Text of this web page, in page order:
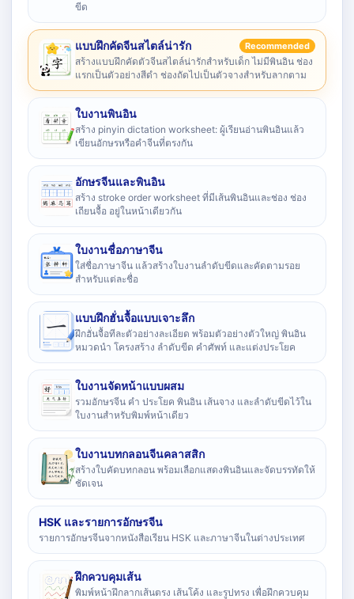
ขีด
แบบฝึกคัดจีนสไตล์น่ารัก Recommended
สร้างแบบฝึกคัดตัวจีนสไตล์น่ารักสำหรับเด็ก ไม่มีพินอิน ช่อง
แรกเป็นตัวอย่างสีดำ ช่องถัดไปเป็นตัวจางสำหรับลากตาม
ใบงานพินอิน
สร้าง pinyin dictation worksheet: ผู้เรียนอ่านพินอินแล้ว
เขียนอักษรหรือคำจีนที่ตรงกัน
อักษรจีนและพินอิน
สร้าง stroke order worksheet ที่มีเส้นพินอินและช่อง ช่อง
เถียนจื้อ อยู่ในหน้าเดียวกัน
ใบงานชื่อภาษาจีน
ใส่ชื่อภาษาจีน แล้วสร้างใบงานลำดับขีดและคัดตามรอย
สำหรับแต่ละชื่อ
แบบฝึกฮั่นจื้อแบบเจาะลึก
ฝึกฮั่นจื้อทีละตัวอย่างละเอียด พร้อมตัวอย่างตัวใหญ่ พินอิน
หมวดนำ โครงสร้าง ลำดับขีด คำศัพท์ และแต่งประโยค
ใบงานจัดหน้าแบบผสม
รวมอักษรจีน คำ ประโยค พินอิน เส้นจาง และลำดับขีดไว้ใน
ใบงานสำหรับพิมพ์หน้าเดียว
ใบงานบทกลอนจีนคลาสสิก
สร้างใบคัดบทกลอน พร้อมเลือกแสดงพินอินและจัดบรรทัดให้
ชัดเจน
HSK และรายการอักษรจีน
รายการอักษรจีนจากหนังสือเรียน HSK และภาษาจีนในต่างประเทศ
ฝึกควบคุมเส้น
พิมพ์หน้าฝึกลากเส้นตรง เส้นโค้ง และรูปทรง เพื่อฝึกควบคุม